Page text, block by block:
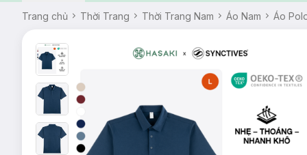
Trang chủ Thời Trang Thời Trang Nam Áo Nam Áo